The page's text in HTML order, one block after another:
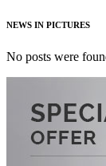
NEWS IN PICTURES
No posts were